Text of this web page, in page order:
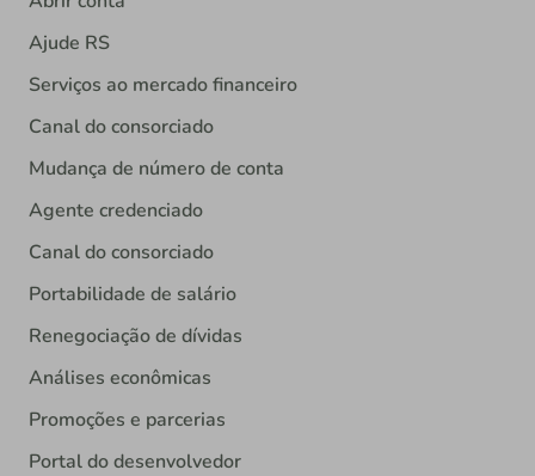
Ajude RS
Serviços ao mercado financeiro
Canal do consorciado
Mudança de número de conta
Agente credenciado
Canal do consorciado
Portabilidade de salário
Renegociação de dívidas
Análises econômicas
Promoções e parcerias
Portal do desenvolvedor